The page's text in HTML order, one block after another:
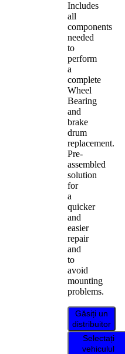
Includes
all
components
needed
to
perform
a
complete
Wheel
Bearing
and
brake
drum
replacement.
Pre-
assembled
solution
for
a
quicker
and
easier
repair
and
to
avoid
mounting
problems.
Găsiți un
distribuitor
Selectați
vehiculul